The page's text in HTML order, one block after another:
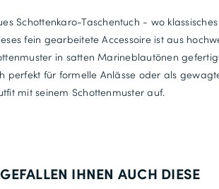
Schottenkaro-Taschentuch - wo
fein gearbeitete Accessoire ist aus
in satten Marineblautönen
perfekt für formelle Anlässe oder als
mit seinem Schottenmuster auf.
IHNEN AUCH DIESE